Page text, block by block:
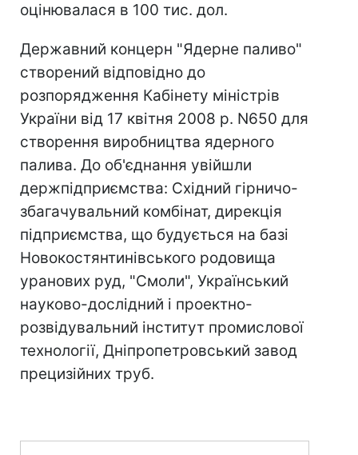
оцінювалася в 100 тис. дол.
Державний концерн "Ядерне паливо"
створений відповідно до
розпорядження Кабінету міністрів
України від 17 квітня 2008 р. N650 для
створення виробництва ядерного
палива. До об'єднання увійшли
держпідприємства: Східний гірничо-
збагачувальний комбінат, дирекція
підприємства, що будується на базі
Новокостянтинівського родовища
уранових руд, "Смоли", Український
науково-дослідний і проектно-
розвідувальний інститут промислової
технології, Дніпропетровський завод
прецизійних труб.